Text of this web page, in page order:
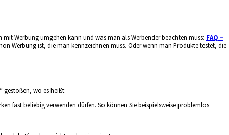
Werbung umgehen kann und was man als Werbender beachten muss: FAQ –
Werbung ist, die man kennzeichnen muss. Oder wenn man Produkte testet, die
gestoßen, wo es heißt:
fast beliebig verwenden dürfen. So können Sie beispielsweise problemlos